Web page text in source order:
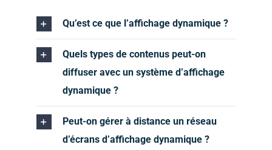
Qu’est ce que l’affichage dynamique ?
Quels types de contenus peut-on
diffuser avec un système d’affichage
dynamique ?
Peut-on gérer à distance un réseau
d’écrans d’affichage dynamique ?